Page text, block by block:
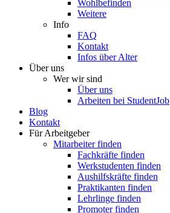
Wohlbefinden
Weitere
Info
FAQ
Kontakt
Infos über Alter
Über uns
Wer wir sind
Über uns
Arbeiten bei StudentJob
Blog
Kontakt
Für Arbeitgeber
Mitarbeiter finden
Fachkräfte finden
Werkstudenten finden
Aushilfskräfte finden
Praktikanten finden
Lehrlinge finden
Promoter finden